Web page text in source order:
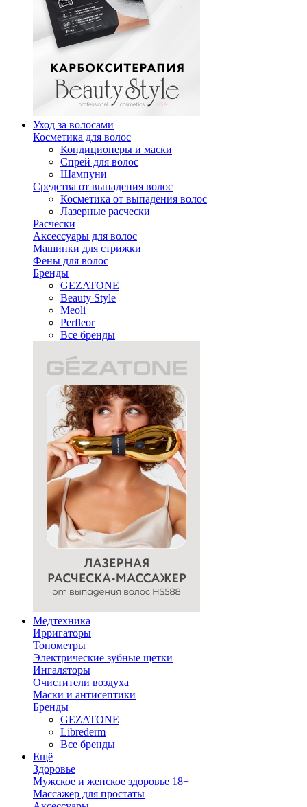
Уход за волосами
Косметика для волос
Кондиционеры и маски
Спрей для волос
Шампуни
Средства от выпадения волос
Косметика от выпадения волос
Лазерные расчески
Расчески
Аксессуары для волос
Машинки для стрижки
Фены для волос
Бренды
GEZATONE
Beauty Style
Meoli
Perfleor
Все бренды
Медтехника
Ирригаторы
Тонометры
Электрические зубные щетки
Ингаляторы
Очистители воздуха
Маски и антисептики
Бренды
GEZATONE
Librederm
Все бренды
Ещё
Здоровье
Мужское и женское здоровье 18+
Массажер для простаты